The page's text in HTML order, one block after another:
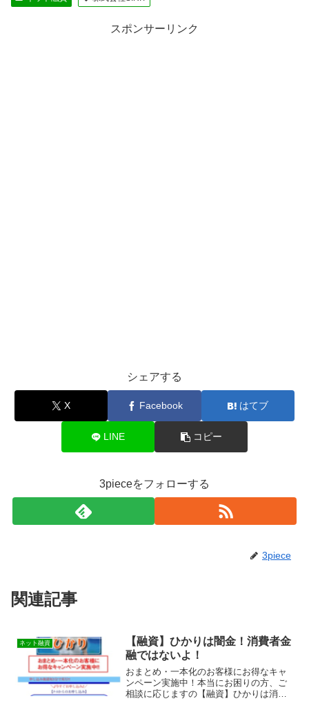
スポンサーリンク
シェアする
X Facebook はてブ
LINE コピー
3pieceをフォローする
3piece
関連記事
ネット融資
【融資】ひかりは闇金！消費者金
融ではないよ！
おまとめ・一本化のお客様にお得なキャ
ンペーン実施中！本当にお困りの方、ご
相談に応じますの【融資】ひかりは消費